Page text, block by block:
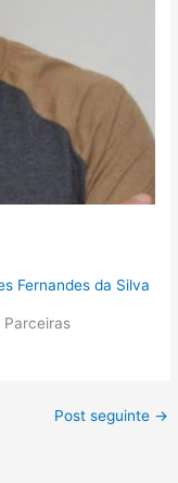
Fernandes da Silva
Parceiras
Post seguinte →